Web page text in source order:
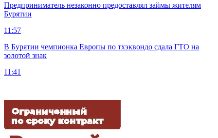
Предприниматель незаконно предоставлял займы жителям
Бурятии
11:57
В Бурятии чемпионка Европы по тхэквондо сдала ГТО на
золотой знак
11:41